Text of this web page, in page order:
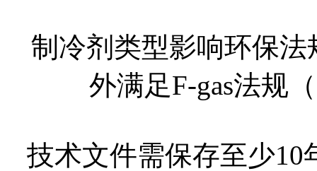
制冷剂类型影响环保
外满足F-gas法规
技术文件需保存至少